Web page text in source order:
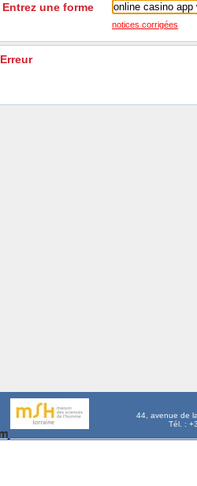
Entrez une forme
notices corrigées
Erreur
44, avenue de
Tél. :